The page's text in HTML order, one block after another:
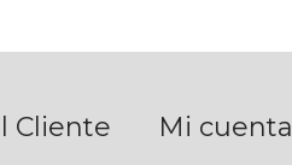
Cliente Mi cuenta